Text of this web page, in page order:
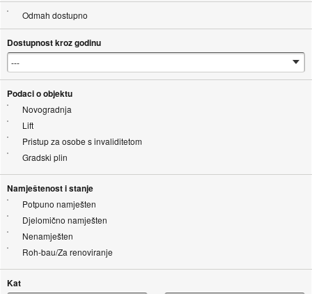
Odmah dostupno
Dostupnost kroz godinu
Podaci o objektu
Novogradnja
Lift
Pristup za osobe s invaliditetom
Gradski plin
Namještenost i stanje
Potpuno namješten
Djelomično namješten
Nenamješten
Roh-bau/Za renoviranje
Kat